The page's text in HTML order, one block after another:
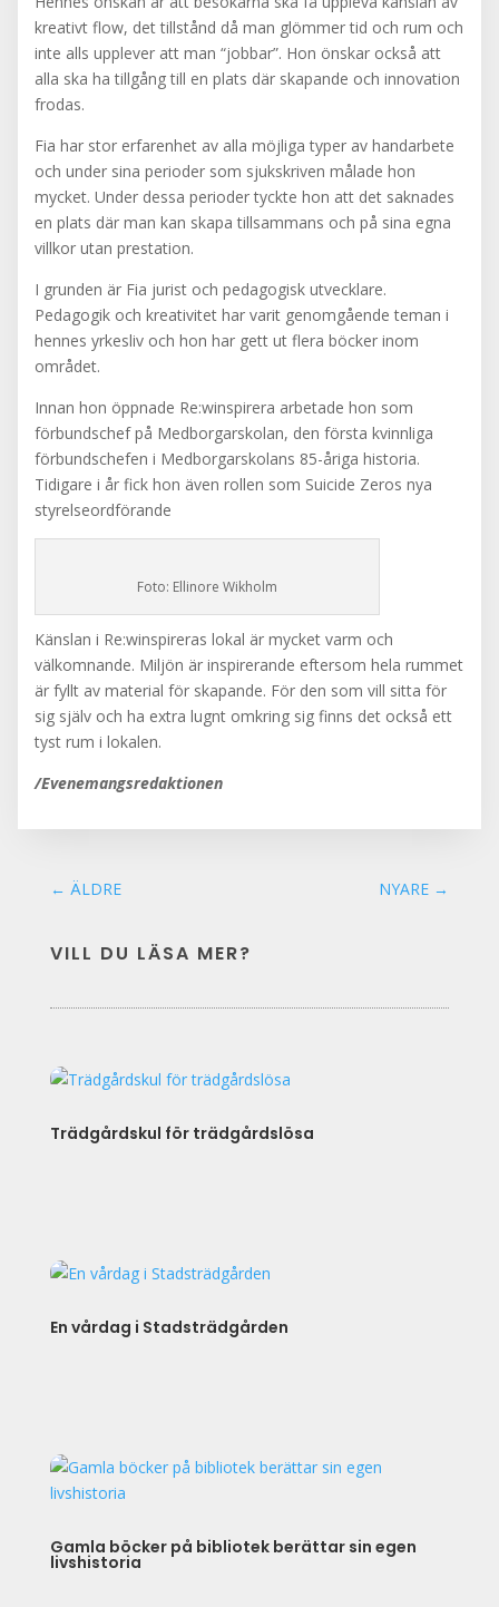
kreativt flow, det tillstånd då man glömmer tid och rum och
inte alls upplever att man “jobbar”. Hon önskar också att
alla ska ha tillgång till en plats där skapande och innovation
frodas.
Fia har stor erfarenhet av alla möjliga typer av handarbete
och under sina perioder som sjukskriven målade hon
mycket. Under dessa perioder tyckte hon att det saknades
en plats där man kan skapa tillsammans och på sina egna
villkor utan prestation.
I grunden är Fia jurist och pedagogisk utvecklare.
Pedagogik och kreativitet har varit genomgående teman i
hennes yrkesliv och hon har gett ut flera böcker inom
området.
Innan hon öppnade Re:winspirera arbetade hon som
förbundschef på Medborgarskolan, den första kvinnliga
förbundschefen i Medborgarskolans 85-åriga historia.
Tidigare i år fick hon även rollen som Suicide Zeros nya
styrelseordförande
Foto: Ellinore Wikholm
Känslan i Re:winspireras lokal är mycket varm och
välkomnande. Miljön är inspirerande eftersom hela rummet
är fyllt av material för skapande. För den som vill sitta för
sig själv och ha extra lugnt omkring sig finns det också ett
tyst rum i lokalen.
/Evenemangsredaktionen
← ÄLDRE NYARE →
VILL DU LÄSA MER?
Trädgårdskul för trädgårdslösa
En vårdag i Stadsträdgården
Gamla böcker på bibliotek berättar sin egen
livshistoria